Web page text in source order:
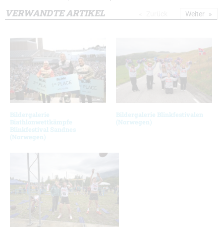
VERWANDTE ARTIKEL
Bildergalerie
Biathlonwettkämpfe
Blinkfestival Sandnes
(Norwegen)
Bildergalerie Blinkfestivalen
(Norwegen)
Weiter